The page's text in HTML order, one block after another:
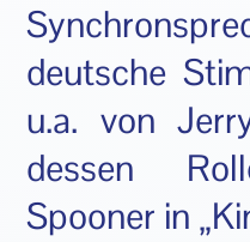
deutsche
u.a. von
dessen
Spooner in